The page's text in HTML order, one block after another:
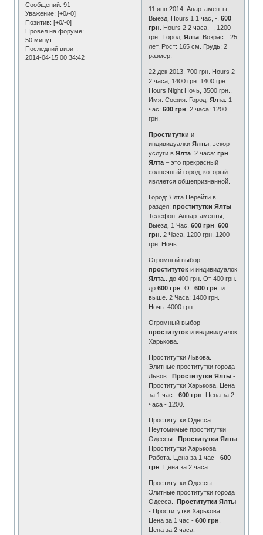
Сообщений: 91
Уважение: [+0/-0]
Позитив: [+0/-0]
Провел на форуме:
50 минут
Последний визит:
2014-04-15 00:34:42
11 янв 2014. Апартаменты,
Выезд. Hours 1 1 час, -,600
грн
. Hours 2 2 часа, -, 1200
грн.. Город:Ялта . Возраст: 25
лет. Рост: 165 см. Грудь: 2
размер.
22 дек 2013. 700 грн. Hours 2
2 часа, 1400 грн. 1400 грн.
Hours Night Ночь, 3500 грн..
Имя: София. Город:Ялта . 1
час:600 грн . 2 часа: 1200
грн.
Проститутки и
индивидуалкиЯлты , эскорт
услуги вЯлта . 2 часа:грн
Ялта – это прекрасный
солнечный город, который
является общепризнанной.
Город: Ялта Перейти в
раздел:проститутки Ялты
Телефон: Аппартаменты,
Выезд. 1 Час,600 грн .600
грн . 2 Часа, 1200 грн. 1200
грн. Ночь.
Огромный выбор
проституток и индивидуалок
Ялта .. до 400 грн. От 400 грн.
до600 грн . От600 грн . и
выше. 2 Часа: 1400 грн.
Ночь: 4000 грн.
Огромный выбор
проституток и индивидуалок
Харькова.
Проститутки Львова.
Элитные проститутки города
Львов..Проститутки Ялты -
Проститутки Харькова. Цена
за 1 час -600 грн
. Цена за 2
часа - 1200.
Проститутки Одесса.
Неутомимые проститутки
Одессы..Проститутки Ялты
Проститутки Харькова
Работа. Цена за 1 час -600
грн
. Цена за 2 часа.
Проститутки Одессы.
Элитные проститутки города
Одесса..Проститутки Ялты
- Проститутки Харькова.
Цена за 1 час -600 грн
Цена за 2 часа.